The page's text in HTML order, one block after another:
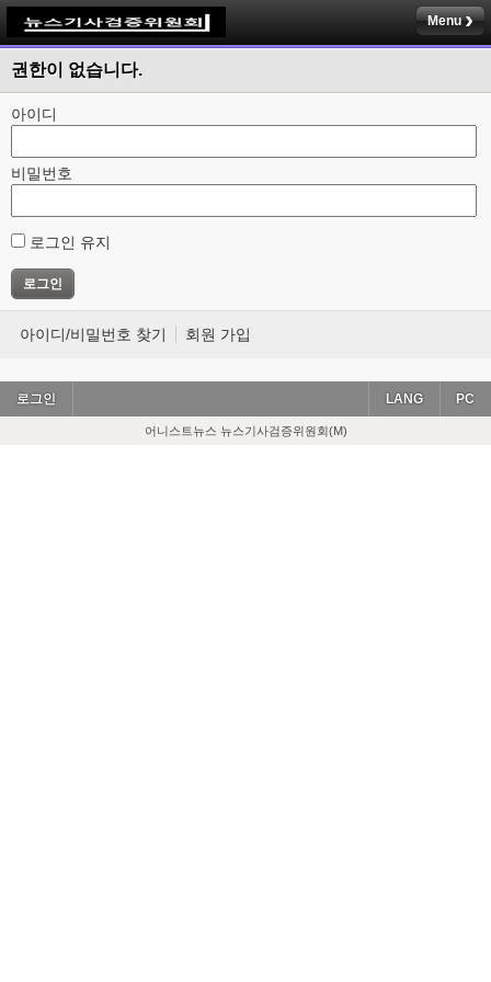
Menu
권한이 없습니다.
아이디
비밀번호
로그인 유지
아이디/비밀번호 찾기 회원 가입
로그인 PC
LANG
어니스트뉴스 뉴스기사검증위원회(M)